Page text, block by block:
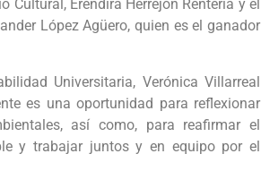
Eréndira Herrejón Rentería y el
López Agüero, quien es el ganador
Universitaria, Verónica Villarreal
es una oportunidad para reflexionar
así como, para reafirmar el
y trabajar juntos y en equipo por el